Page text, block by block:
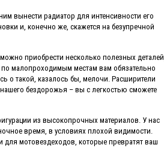
вынести радиатор для интенсивности его
и, конечно же, скажется на безупречной
приобрести несколько полезных деталей,
малопроходимым местам вам обязательно
о такой, казалось бы, мелочи. Расширители
бездорожья – вы с легкостью сможете
из высокопрочных материалов. У нас
время, в условиях плохой видимости.
для мотовездеходов, которые превратят ваш